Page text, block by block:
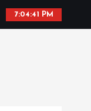
7:04:42 PM